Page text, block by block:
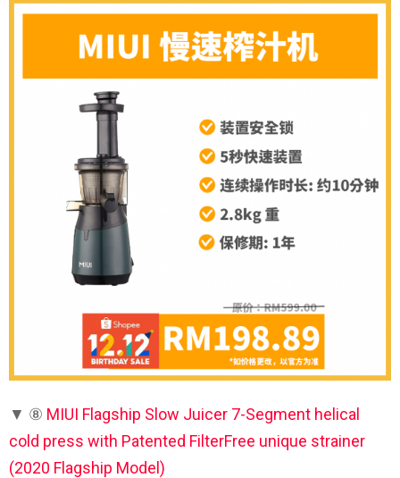
▼ ⑧ MIUI Flagship Slow Juicer 7-Segment helical
cold press with Patented FilterFree unique strainer
(2020 Flagship Model)